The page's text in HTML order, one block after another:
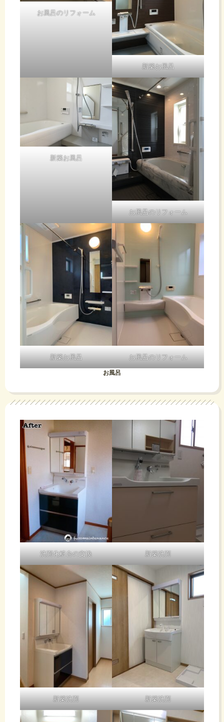
お風呂のリフォーム
新築お風呂
新築お風呂
お風呂のリフォーム
新築お風呂 お風呂のリフォーム
お風呂
洗面化粧台の交換 新築洗面
新築洗面 新築洗面